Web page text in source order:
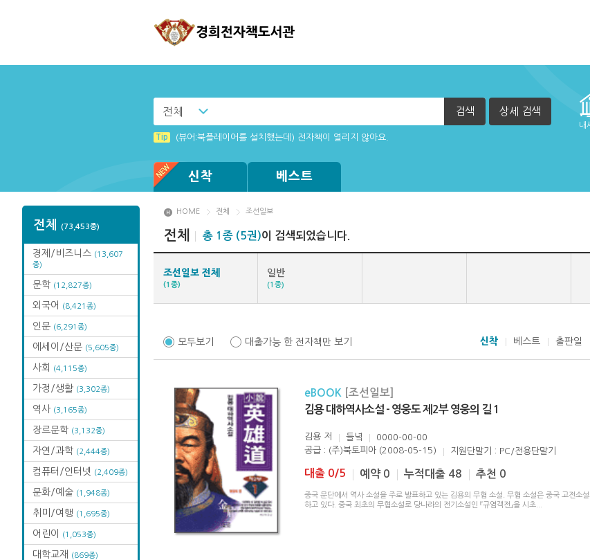
전체 검색 상세 검색
내
Tip (뷰어:북플레이어를 설치했는데) 전자책이 열리지 않아요.
신착 베스트
전체 (73,453종)
경제/비즈니스 (13,607
종)
문학 (12,827종)
외국어 (8,421종)
인문 (6,291종)
에세이/산문 (5,605종)
사회 (4,115종)
가정/생활 (3,302종)
역사 (3,165종)
장르문학 (3,132종)
자연/과학 (2,444종)
컴퓨터/인터넷 (2,409종)
문화/예술 (1,948종)
취미/여행 (1,695종)
어린이 (1,053종)
대학교재 (869종)
HOME 전체 조선일보
전체 총 1종 (5권)이 검색되었습니다.
조선일보 전체
(1종)
일반
(1종)
모두보기 대출가능 한 전자책만 보기 신착 베스트 출판일
eBOOK
[조선일보]
김용 대하역사소설 - 영웅도 제2부 영웅의 길 1
김용 저 들녘
0000-00-00
공급 : (주)북토피아 (2008-05-15)
지원단말기 : PC/전용단말기
대출 0/5 예약 0 누적대출 48 추천 0
중국 문단에서 역사 소설을 주로 발표하고 있는 김용의 무협 소설. 무협 소설은 중국 고전소
하고 있다. 중국 최초의 무협소설로 당나라의 전기소설인 『규염객전』을 시초